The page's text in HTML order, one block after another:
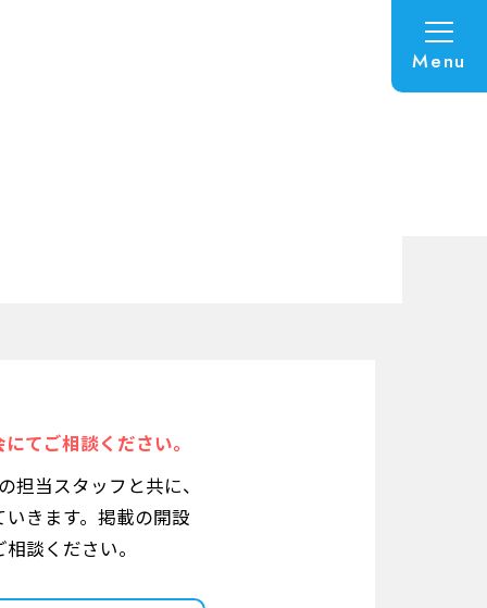
Menu
てご相談ください。
当スタッフと共に、
きます。掲載の開設
談ください。